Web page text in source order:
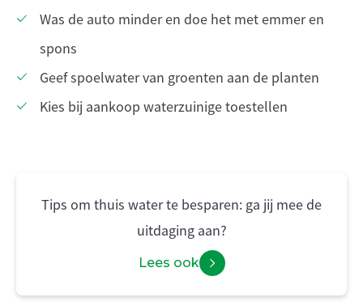
Was de auto minder en doe het met emmer en
spons
Geef spoelwater van groenten aan de planten
Kies bij aankoop waterzuinige toestellen
Tips om thuis water te besparen: ga jij mee de
uitdaging aan?
Lees ook